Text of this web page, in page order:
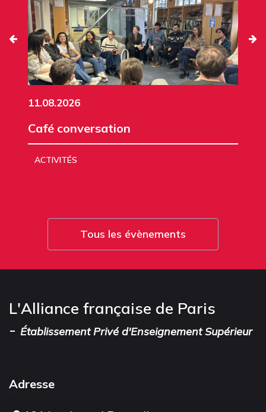
11.08.2026
Café conversation
ACTIVITÉS
Tous les évènements
L'Alliance française de Paris
- Établissement Privé d'Enseignement Supérieur
Adresse